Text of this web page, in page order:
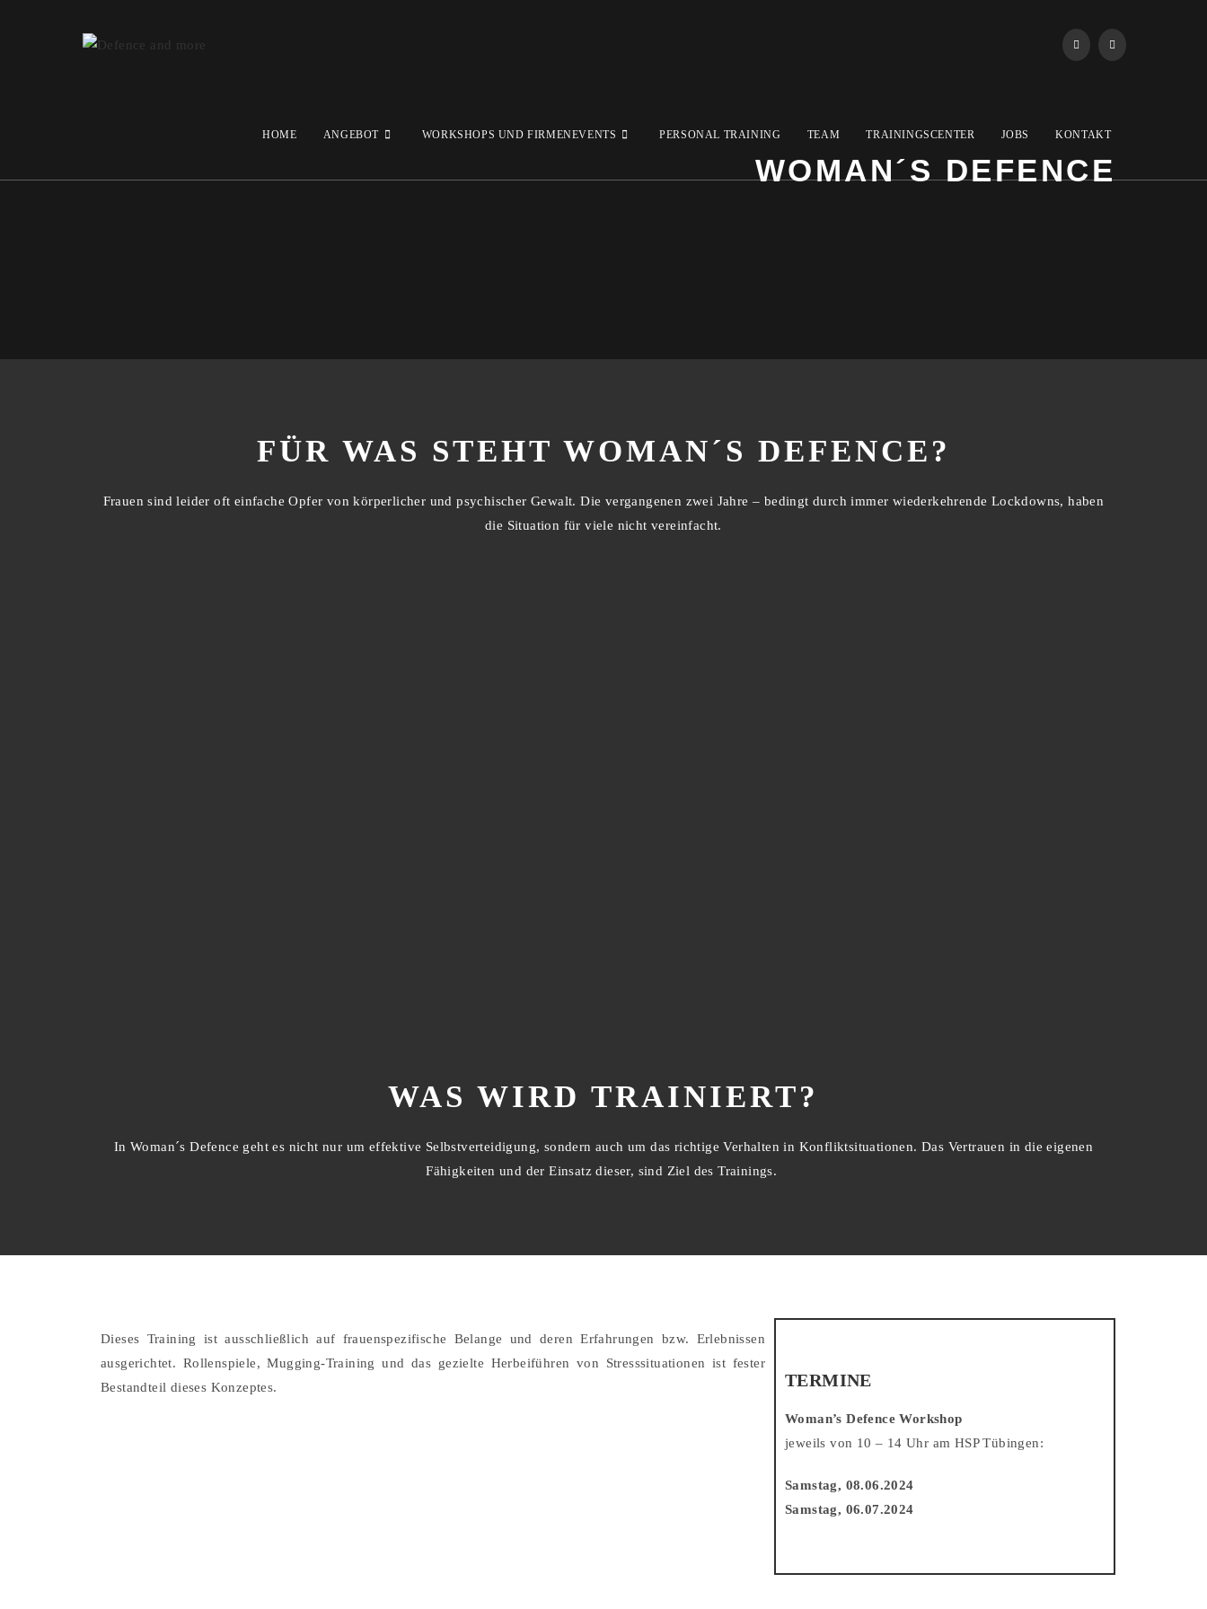
HOME ANGEBOT WORKSHOPS UND FIRMENEVENTS PERSONAL TRAINING TEAM TRAININGSCENTER JOBS KONTAKT
WOMAN´S DEFENCE
FÜR WAS STEHT WOMAN´S DEFENCE?
Frauen sind leider oft einfache Opfer von körperlicher und psychischer Gewalt. Die vergangenen zwei Jahre – bedingt durch immer wiederkehrende Lockdowns, haben
die Situation für viele nicht vereinfacht.
WAS WIRD TRAINIERT?
In Woman´s Defence geht es nicht nur um effektive Selbstverteidigung, sondern auch um das richtige Verhalten in Konfliktsituationen. Das Vertrauen in die eigenen
Fähigkeiten und der Einsatz dieser, sind Ziel des Trainings.
Dieses Training ist ausschließlich auf frauenspezifische Belange und deren Erfahrungen bzw. Erlebnissen
ausgerichtet. Rollenspiele, Mugging-Training und das gezielte Herbeiführen von Stresssituationen ist fester
Bestandteil dieses Konzeptes.
TERMINE
Woman’s Defence Workshop
jeweils von 10 – 14 Uhr am HSP Tübingen:
Samstag, 08.06.2024
Samstag, 06.07.2024